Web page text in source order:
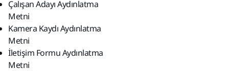
Çalışan Adayı Aydınlatma
Metni
Kamera Kaydı Aydınlatma
Metni
İletişim Formu Aydınlatma
Metni